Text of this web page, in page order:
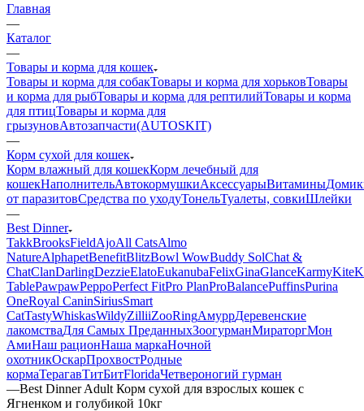
Главная
—
Каталог
—
Товары и корма для кошек
Товары и корма для собакТовары и корма для хорьковТовары
и корма для рыбТовары и корма для рептилийТовары и корма
для птицТовары и корма для
грызуновАвтозапчасти(AUTOSKIT)
—
Корм сухой для кошек
Корм влажный для кошекКорм лечебный для
кошекНаполнительАвтокормушкиАксессуарыВитамины
от паразитовСредства по уходуТонельТуалеты, совкиШлейки
—
Best Dinner
TakkBrooksFieldAjoAll CatsAlmo
NatureAlphapetBenefitBlitzBowl WowBuddy SolChat &
ChatClanDarlingDezzieElatoEukanubaFelixGinaGlanceKarmy
TablePawpawPeppoPerfect FitPro PlanProBalancePuffinsPurina
OneRoyal CaninSiriusSmart
CatTastyWhiskasWildyZilliiZooRingАмуррДеревенские
лакомстваДля Самых ПреданныхЗоогурманМираторгМон
АмиНаш рационНаша маркаНочной
охотникОскарПрохвостРодные
кормаТерагавТитБитFloridaЧетвероногий гурман
—Best Dinner Adult Корм сухой для взрослых кошек с
Ягненком и голубикой 10кг